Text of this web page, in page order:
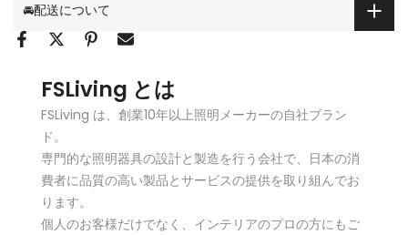
🚘配送について
FSLiving とは
FSLiving は、創業10年以上照明メーカーの自社ブラン
ド。
専門的な照明器具の設計と製造を行う会社で、日本の消
費者に品質の高い製品とサービスの提供を取り組んでお
ります。
個人のお客様だけでなく、インテリアのプロの方にもご